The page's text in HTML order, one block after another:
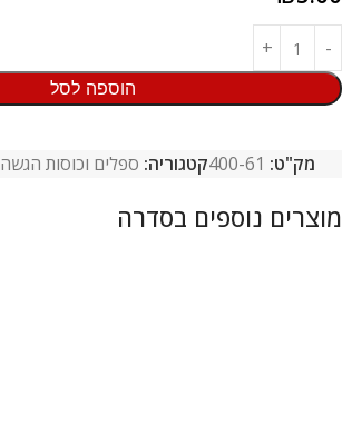
הוספה לסל
מק"ט: 400-61קטגוריה: ספלים וכוסות הגשה